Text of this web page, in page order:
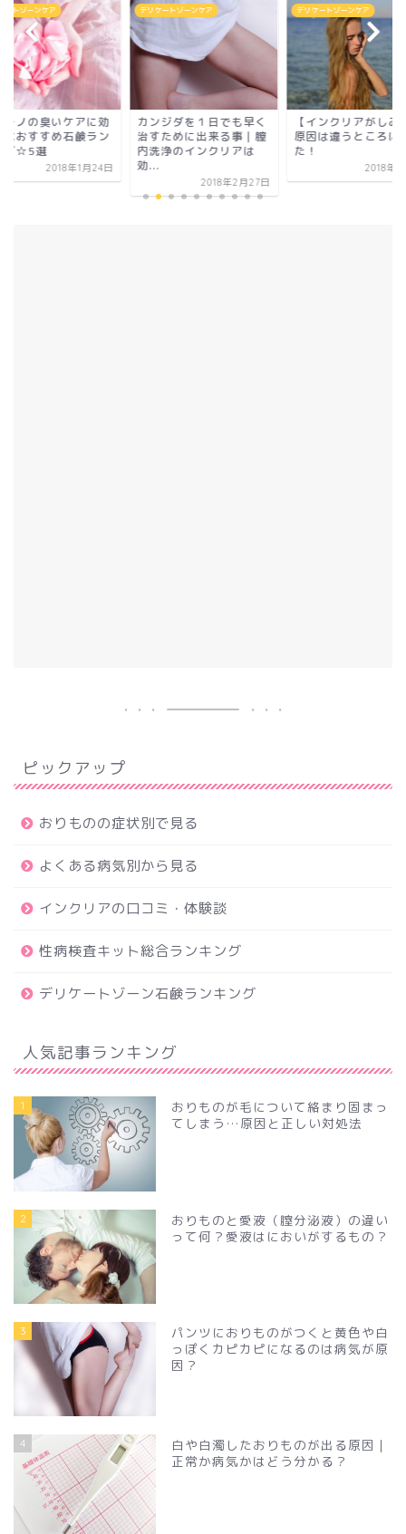
ートゾーンケア
モノの臭いケアに効
なおすすめ石鹸ラン
グ☆5選
2018年1月24日
デリケートゾーンケア
カンジダを１日でも早く
治すために出来る事｜膣
内洗浄のインクリアは
効...
2018年2月27日
デリケートゾーンケア
【インクリアがしみ
原因は違うところに
た！
2018年3
ピックアップ
おりものの症状別で見る
よくある病気別から見る
インクリアの口コミ・体験談
性病検査キット総合ランキング
デリケートゾーン石鹸ランキング
人気記事ランキング
1
おりものが毛について絡まり固まっ
てしまう…原因と正しい対処法
2
おりものと愛液（膣分泌液）の違い
って何？愛液はにおいがするもの？
3
パンツにおりものがつくと黄色や白
っぽくカピカピになるのは病気が原
因？
4
白や白濁したおりものが出る原因｜
正常か病気かはどう分かる？